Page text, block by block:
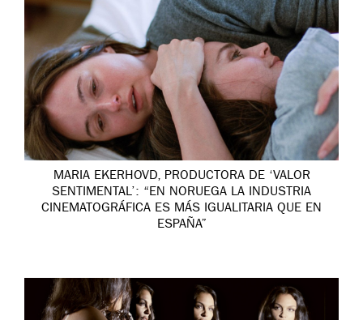
MARIA EKERHOVD, PRODUCTORA DE ‘VALOR
SENTIMENTAL’: “EN NORUEGA LA INDUSTRIA
CINEMATOGRÁFICA ES MÁS IGUALITARIA QUE EN
ESPAÑA”